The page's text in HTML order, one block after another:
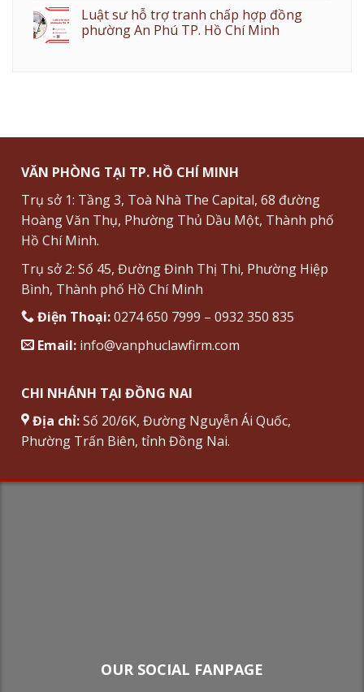
Luật sư hỗ trợ tranh chấp hợp đồng
phường An Phú TP. Hồ Chí Minh
VĂN PHÒNG TẠI TP. HỒ CHÍ MINH
Trụ sở 1: Tầng 3, Toà Nhà The Capital, 68 đường
Hoàng Văn Thụ, Phường Thủ Dầu Một, Thành phố
Hồ Chí Minh.
Trụ sở 2: Số 45, Đường Đinh Thị Thi, Phường Hiệp
Bình, Thành phố Hồ Chí Minh
Điện Thoại:0274 650 7999 – 0932 350 835
Email: info@vanphuclawfirm.com
CHI NHÁNH TẠI ĐỒNG NAI
Địa chỉ:Số 20/6K, Đường Nguyễn Ái Quốc,
Phường Trấn Biên, tỉnh Đồng Nai.
OUR SOCIAL FANPAGE